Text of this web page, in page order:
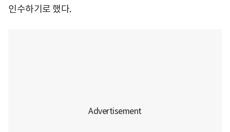
인수하기로 했다.